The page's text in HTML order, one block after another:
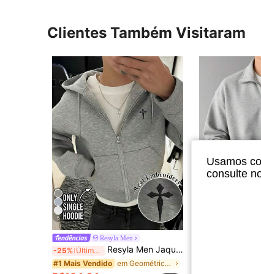
Clientes Também Visitaram
5
Resyla Men
-25% Últimos 2 dias Resyla Men Jaqueta Casual Masculina Larga com Zíper, Outono/Inverno
#1 Mais Vendido em Geométrico Moletons com zíper masculinos
Usamos
consulte